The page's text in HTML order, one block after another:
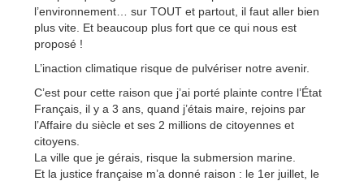
l’environnement… sur TOUT et partout, il faut aller bien
plus vite. Et beaucoup plus fort que ce qui nous est
proposé !
L’inaction climatique risque de pulvériser notre avenir.
C’est pour cette raison que j’ai porté plainte contre l’État
Français, il y a 3 ans, quand j’étais maire, rejoins par
l’Affaire du siècle et ses 2 millions de citoyennes et
citoyens.
La ville que je gérais, risque la submersion marine.
Et la justice française m’a donné raison : le 1er juillet, le